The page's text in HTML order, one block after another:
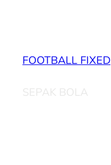
FOOTBALL FIXED
SEPAK BOLA